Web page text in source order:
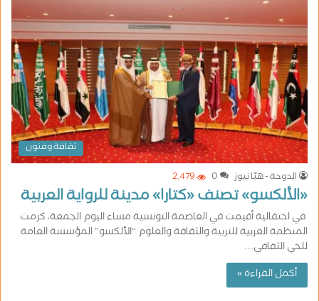
ثقافة وفنون
الدوحة - هيّا نيوز
0 2٬479
«الألكسو» تصنف «كتارا» مدينة للرواية العربية
في احتفالية أقيمت في العاصمة التونسية مساء اليوم الجمعة، كرمت
المنظمة العربية للتربية والثقافة والعلوم “الألكسو” المؤسسة العامة
للحي الثقافي…
أكمل القراءة »